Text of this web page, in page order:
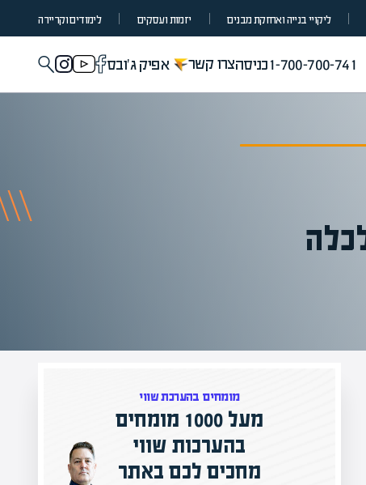
ליקויי בנייה ואחזקת מבנים יזמות ועסקים לימודים וקריירה
1-700-700-741כניסהצרו קשר אפיק ג'ובס
בישראל
מומחים בהערכת שווי
מעל 1000 מומחים
בהערכות שווי
מחכים לכם באתר